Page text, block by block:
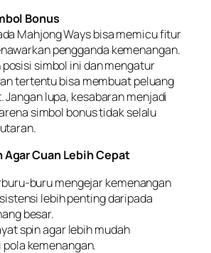
Bonus
Mahjong Ways bisa memicu fitur
pengganda kemenangan.
simbol ini dan mengatur
tertentu bisa membuat peluang
Jangan lupa, kesabaran menjadi
simbol bonus tidak selalu
Agar Cuan Lebih Cepat
buru mengejar kemenangan
lebih penting daripada
besar.
spin agar lebih mudah
kemenangan.